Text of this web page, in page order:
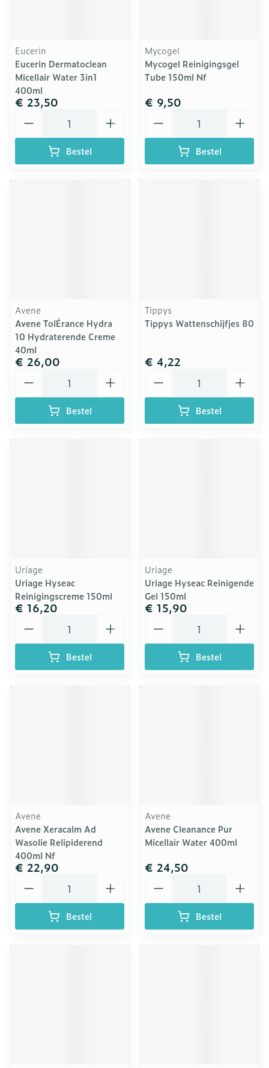
Eucerin
Eucerin Dermatoclean
Micellair Water 3in1
400ml
€ 23,50
Bestel
Mycogel
Mycogel Reinigingsgel
Tube 150ml Nf
€ 9,50
Bestel
Avene
Avene TolÉrance Hydra
10 Hydraterende Creme
40ml
€ 26,00
Bestel
Tippys
Tippys Wattenschijfjes 80
€ 4,22
Bestel
Uriage
Uriage Hyseac
Reinigingscreme 150ml
€ 16,20
Bestel
Uriage
Uriage Hyseac Reinigende
Gel 150ml
€ 15,90
Bestel
Avene
Avene Xeracalm Ad
Wasolie Relipiderend
400ml Nf
€ 22,90
Bestel
Avene
Avene Cleanance Pur
Micellair Water 400ml
€ 24,50
Bestel